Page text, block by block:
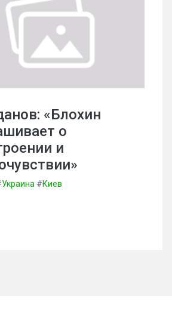
«Блохин
о
и
Украина #Киев